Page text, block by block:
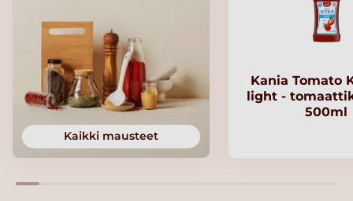
Kaikki mausteet
Kania Tomato
light -
500ml